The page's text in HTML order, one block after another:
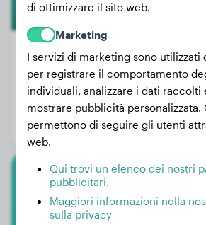
Peso:
Età:
Genere:
di ottimizzare il sito web.
Marketing
I servizi di marketing sono utilizzati
per registrare il comportamento
individuali, analizzare i dati raccolti
mostrare pubblicità personalizzata.
permettono di seguire gli utenti
web.
Qui trovi un elenco dei nostri
pubblicitari.
Maggiori informazioni nella
sulla privacy